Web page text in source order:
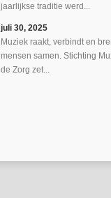
jaarlijkse traditie werd...
juli 30, 2025
Muziek raakt, verbindt en
mensen samen. Stichting
de Zorg zet...